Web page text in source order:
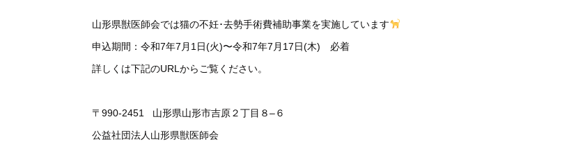
山形県獣医師会では猫の不妊･去勢手術費補助事業を実施しています
申込期間：令和7年7月1日(火)〜令和7年7月17日(木) 必着
詳しくは下記のURLからご覧ください。
〒990-2451 山形県山形市吉原２丁目８–６
公益社団法人山形県獣医師会